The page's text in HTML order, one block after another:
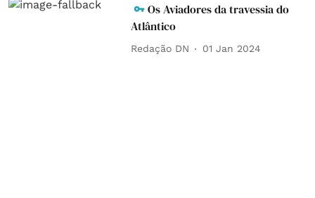
Os Aviadores da travessia do
Atlântico
Redação DN 01 Jan 2024